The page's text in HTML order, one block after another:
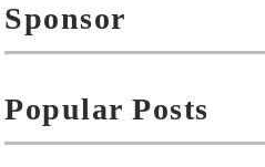
Sponsor
Popular Posts